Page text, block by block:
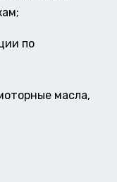
по
масла,